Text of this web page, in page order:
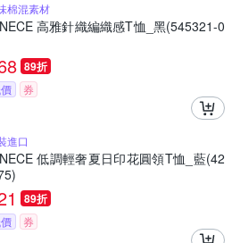
棉混素材
高雅針織編織感T恤_黑(545321-0
89折
券
進口
低調輕奢夏日印花圓領T恤_藍(42
89折
券